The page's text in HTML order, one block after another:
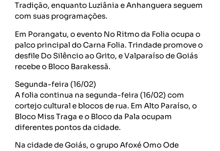
Tradição, enquanto Luziânia e Anhanguera seguem
com suas programações.
Em Porangatu, o evento No Ritmo da Folia ocupa o
palco principal do Carna Folia. Trindade promove o
desfile Do Silêncio ao Grito, e Valparaíso de Goiás
recebe o Bloco Barakessã.
Segunda-feira (16/02)
A folia continua na segunda-feira (16/02) com
cortejo cultural e blocos de rua. Em Alto Paraíso, o
Bloco Miss Traga e o Bloco da Pala ocupam
diferentes pontos da cidade.
Na cidade de Goiás, o grupo Afoxé Omo Ode